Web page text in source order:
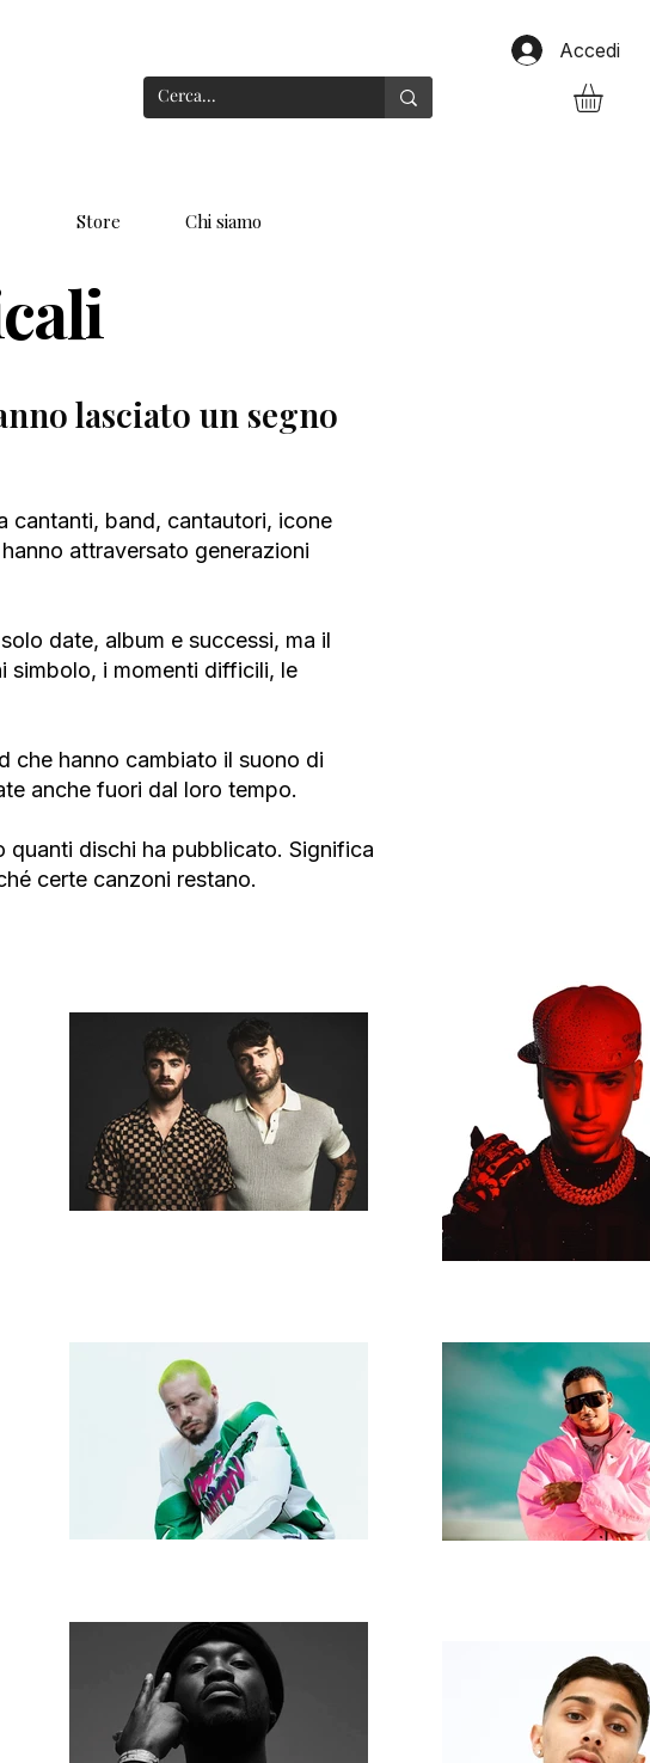
Accedi
Store Chi siamo
lasciato un segno
cantanti, band, cantautori, icone
attraversato generazioni
date, album e successi, ma il
simbolo, i momenti difficili, le
che hanno cambiato il suono di
anche fuori dal loro tempo.
quanti dischi ha pubblicato. Significa
certe canzoni restano.